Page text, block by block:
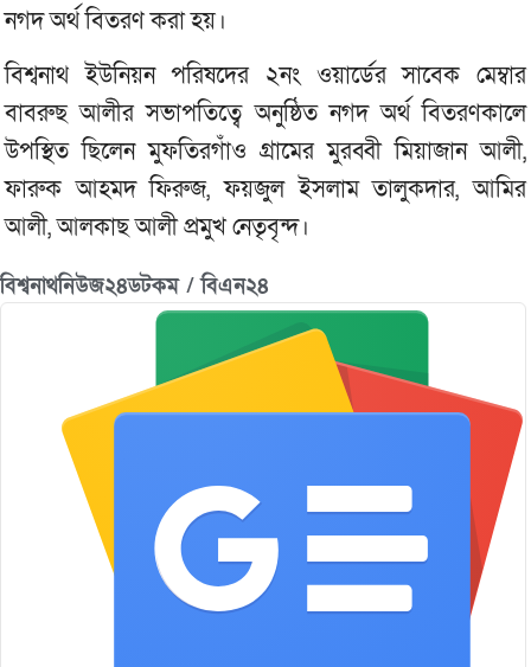
নগদ অর্থ বিতরণ করা হয়।
বিশ্বনাথ ইউনিয়ন পরিষদের ২নং ওয়ার্ডের সাবেক মেম্বার
বাবরুছ আলীর সভাপতিত্বে অনুষ্ঠিত নগদ অর্থ বিতরণকালে
উপস্থিত ছিলেন মুফতিরগাঁও গ্রামের মুরব্বী মিয়াজান আলী,
ফারুক আহমদ ফিরুজ, ফয়জুল ইসলাম তালুকদার, আমির
আলী, আলকাছ আলী প্রমুখ নেতৃবৃন্দ।
বিশ্বনাথনিউজ২৪ডটকম / বিএন২৪